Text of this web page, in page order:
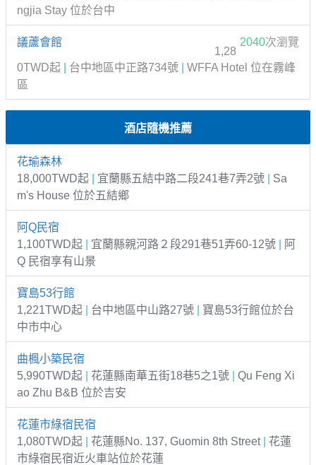
ngjia Stay 位於台中
議蘆會館 2040次瀏覽
1,28
0TWD起
台中地區中正路734號
WFFA Hotel 位在霧峰
區
酒店隨機推薦
花瑜森林
18,000TWD起
宜蘭縣五結中路二段241巷7弄2號
Sa
m's House 位於五結鄉
阿Q民宿
1,100TWD起
宜蘭縣親河路２段291巷51弄60-12號
阿
Q 民宿享有山景
寶島53行館
1,221TWD起
台中地區中山路27號
寶島53行館位於台
中市中心
曲楓小築民宿
5,990TWD起
花蓮縣南華五街18巷5之1號
Qu Feng Xi
ao Zhu B&B 位於吉安
花蓮市綠宿民宿
1,080TWD起
花蓮縣No. 137, Guomin 8th Street
花蓮
市綠宿民宿近火車站位於花蓮